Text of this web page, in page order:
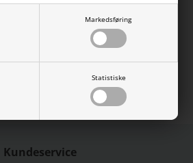
Markedsføring
Statistiske
integreret i toppen af pennen. Batterier
ikke udskiftes.
Kundeservice